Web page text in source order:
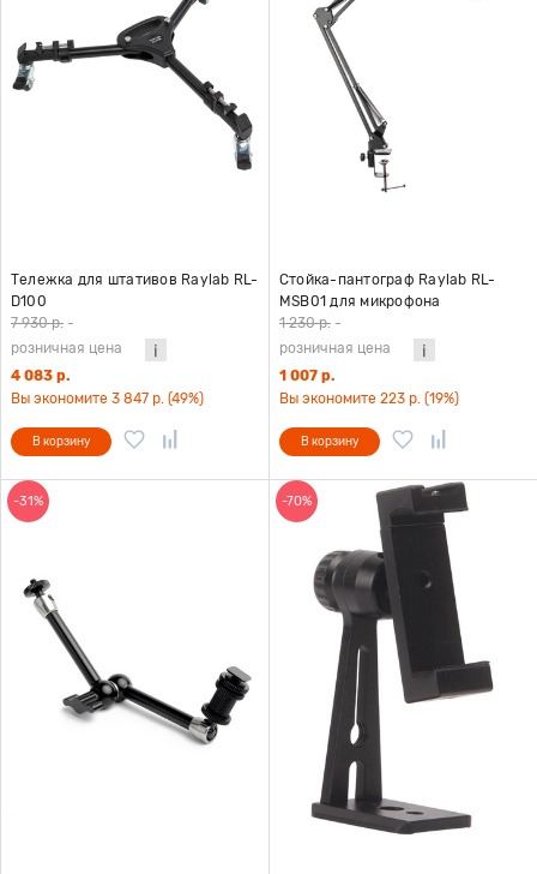
Тележка для штативов Raylab RL-
D100
7 930 р. -
розничная цена
4 083 р.
Вы экономите 3 847 р. (49%)
В корзину
Стойка-пантограф Raylab RL-
MSB01 для микрофона
1 230 р. -
розничная цена
1 007 р.
Вы экономите 223 р. (19%)
В корзину
-31% -70%